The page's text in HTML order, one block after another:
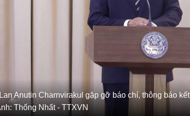
Anutin Charnvirakul gặp gỡ báo chí, thông báo kết
Thống Nhất - TTXVN